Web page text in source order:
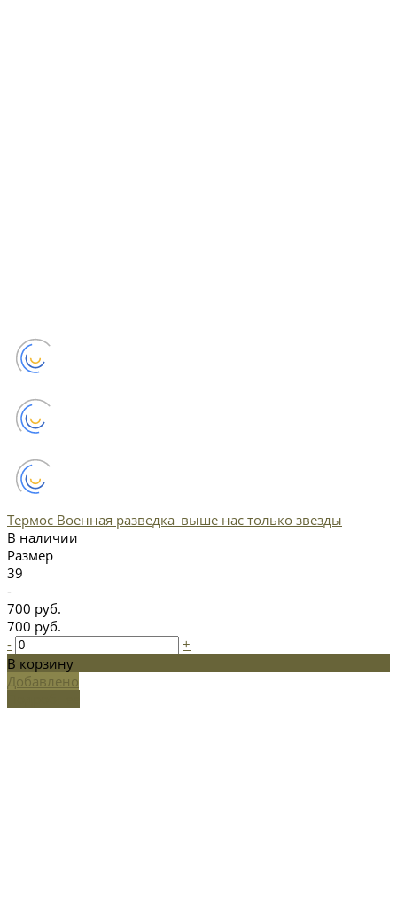
Термос Военная разведка_выше нас только звезды
В наличии
Размер
39
-
700 руб.
700 руб.
-
+
В корзину
Добавлено